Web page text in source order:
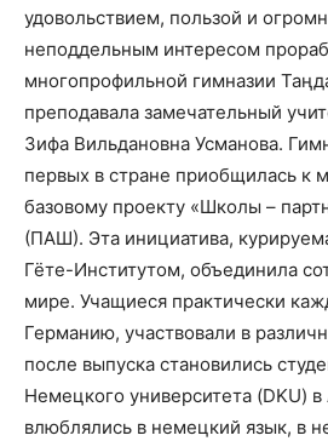
удовольствием, пользой и
неподдельным интересом
многопрофильной гимназии
преподавала замечательный
Зифа Вильдановна Усманова.
первых в стране приобщилась к
базовому проекту «Школы –
(ПАШ). Эта инициатива,
Гёте-Институтом, объединила
мире. Учащиеся практически
Германию, участвовали в
после выпуска становились
Немецкого университета (DKU)
влюблялись в немецкий язык, в